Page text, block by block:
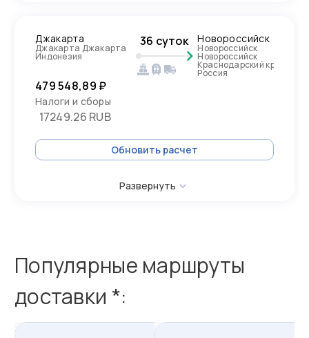
Джакарта
Джакарта Джакарта
Индонезия
36 суток Новороссийск
Новороссийск
Новороссийск
Краснодарский край,
Россия
479 548,89 ₽
Налоги и сборы
17249.26 RUB
Обновить расчет
Развернуть
Популярные маршруты
доставки *: